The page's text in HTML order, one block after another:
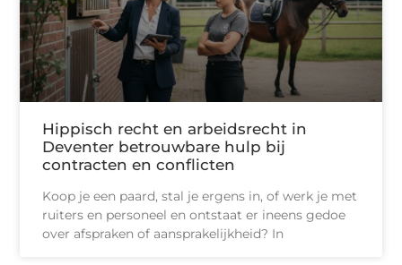
Hippisch recht en arbeidsrecht in
Deventer betrouwbare hulp bij
contracten en conflicten
Koop je een paard, stal je ergens in, of werk je met
ruiters en personeel en ontstaat er ineens gedoe
over afspraken of aansprakelijkheid? In